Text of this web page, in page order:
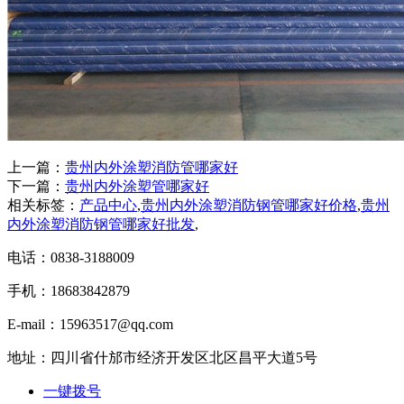
上一篇： 贵州内外涂塑消防管哪家好
下一篇： 贵州内外涂塑管哪家好
相关标签： 产品中心,贵州内外涂塑消防钢管哪家好价格,贵州
内外涂塑消防钢管哪家好批发,
电话：0838-3188009
手机：18683842879
E-mail：15963517@qq.com
地址：四川省什邡市经济开发区北区昌平大道5号
一键拨号